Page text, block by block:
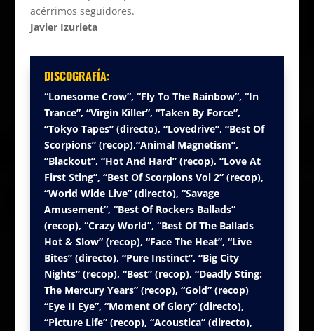
acérrimos seguidores.
Javier Izurieta
DISCOGRAFÍA:
“Lonesome Crow”, “Fly To The Rainbow”, “In
Trance”, “Virgin Killer”, “Taken By Force”,
“Tokyo Tapes” (directo), “Lovedrive”, “Best Of
Scorpions” (recop),“Animal Magnetism”,
“Blackout”, “Hot And Hard” (recop), “Love At
First Sting”, “Best Of Scorpions Vol 2” (recop),
“World Wide Live” (directo), “Savage
Amusement”, “Best Of Rockers Ballads”
(recop), “Crazy World”, “Best Of The Ballads
Hot & Slow” (recop), “Face The Heat”, “Live
Bites” (directo), “Pure Instinct”, “Big City
Nights” (recop), “Best” (recop), “Deadly Sting:
The Mercury Years” (recop), “Gold” (recop)
“Eye II Eye”, “Moment Of Glory” (directo),
“Picture Life” (recop), “Acoustica” (directo),